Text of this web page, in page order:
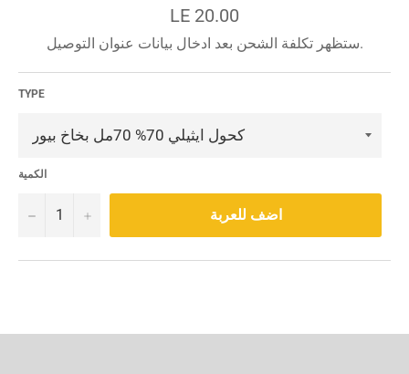
السعر
قبل
الخصم
LE 20.00
ستظهر تكلفة الشحن بعد ادخال بيانات عنوان التوصيل.
TYPE
الكمية
− + اضف للعربة